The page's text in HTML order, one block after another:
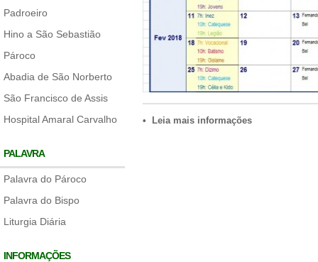
Padroeiro
Hino a São Sebastião
Pároco
Abadia de São Norberto
São Francisco de Assis
Hospital Amaral Carvalho
PALAVRA
Palavra do Pároco
Palavra do Bispo
Liturgia Diária
INFORMAÇÕES
• Leia mais informações